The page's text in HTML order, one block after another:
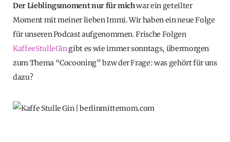
Der Lieblingsmoment nur für michwar ein geteilter
Moment mit meiner lieben Immi. Wir haben ein neue Folge
für unseren Podcast aufgenommen. Frische Folgen
KaffeeStulleGin gibt es wie immer sonntags, übermorgen
zum Thema “Cocooning” bzw der Frage: was gehört für uns
dazu?